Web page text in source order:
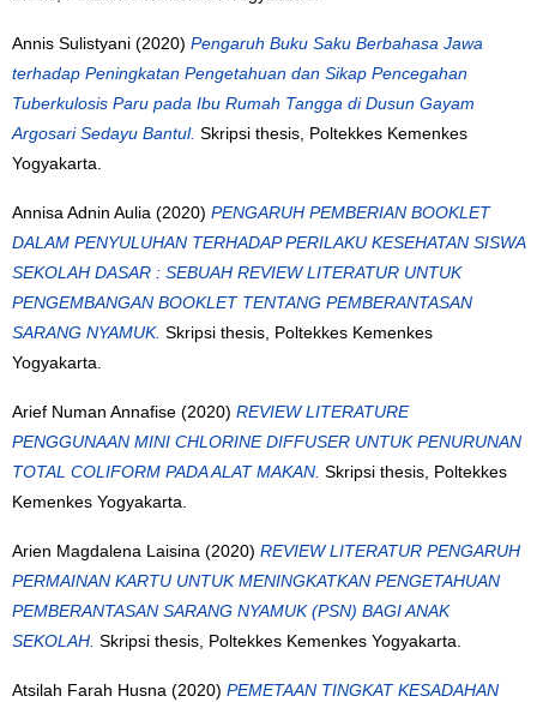
Annis Sulistyani (2020) Pengaruh Buku Saku Berbahasa Jawa
terhadap Peningkatan Pengetahuan dan Sikap Pencegahan
Tuberkulosis Paru pada Ibu Rumah Tangga di Dusun Gayam
Argosari Sedayu Bantul. Skripsi thesis, Poltekkes Kemenkes
Yogyakarta.
Annisa Adnin Aulia (2020) PENGARUH PEMBERIAN BOOKLET
DALAM PENYULUHAN TERHADAP PERILAKU KESEHATAN SISWA
SEKOLAH DASAR : SEBUAH REVIEW LITERATUR UNTUK
PENGEMBANGAN BOOKLET TENTANG PEMBERANTASAN
SARANG NYAMUK. Skripsi thesis, Poltekkes Kemenkes
Yogyakarta.
Arief Numan Annafise (2020) REVIEW LITERATURE
PENGGUNAAN MINI CHLORINE DIFFUSER UNTUK PENURUNAN
TOTAL COLIFORM PADA ALAT MAKAN. Skripsi thesis, Poltekkes
Kemenkes Yogyakarta.
Arien Magdalena Laisina (2020) REVIEW LITERATUR PENGARUH
PERMAINAN KARTU UNTUK MENINGKATKAN PENGETAHUAN
PEMBERANTASAN SARANG NYAMUK (PSN) BAGI ANAK
SEKOLAH. Skripsi thesis, Poltekkes Kemenkes Yogyakarta.
Atsilah Farah Husna (2020) PEMETAAN TINGKAT KESADAHAN